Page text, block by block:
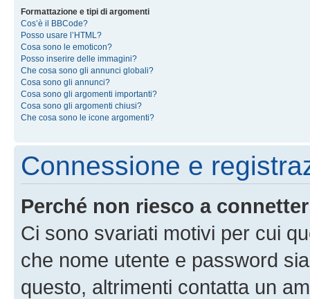
Formattazione e tipi di argomenti
Cos’è il BBCode?
Posso usare l’HTML?
Cosa sono le emoticon?
Posso inserire delle immagini?
Che cosa sono gli annunci globali?
Cosa sono gli annunci?
Cosa sono gli argomenti importanti?
Cosa sono gli argomenti chiusi?
Che cosa sono le icone argomenti?
Connessione e
Perché non riesco a
Ci sono svariati motivi per cui
che nome utente e password
questo, altrimenti contatta un